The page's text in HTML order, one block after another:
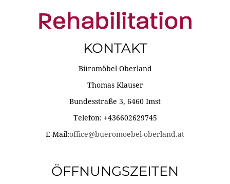
KONTAKT
Büromöbel Oberland
Thomas Klauser
Bundesstraße 3, 6460 Imst
Telefon: +436602629745
E-Mail:office@bueromoebel-oberland.at
ÖFFNUNGSZEITEN